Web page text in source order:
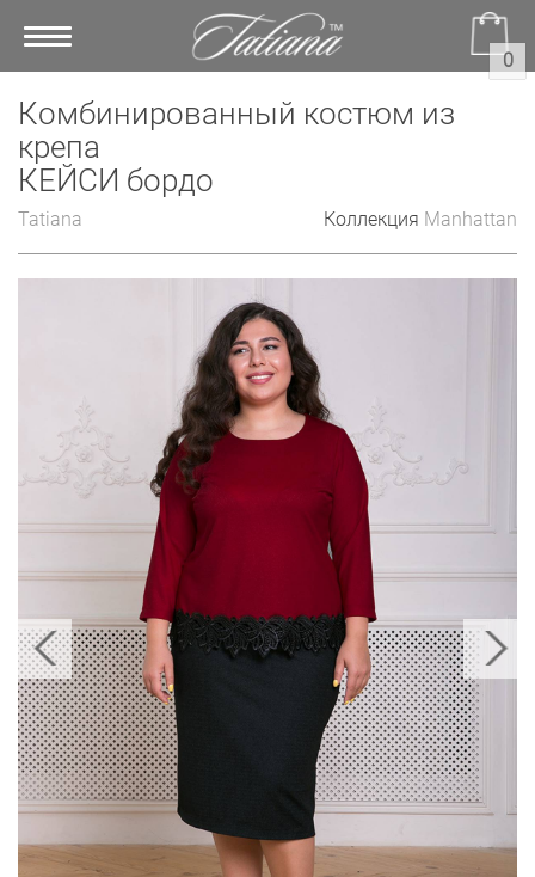
Toggle
0
Комбинированный костюм из
крепа
КЕЙСИ бордо
Tatiana Коллекция Manhattan